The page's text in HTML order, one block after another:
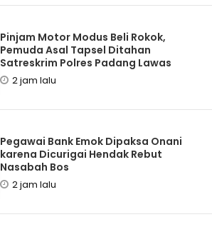
Pinjam Motor Modus Beli Rokok,
Pemuda Asal Tapsel Ditahan
Satreskrim Polres Padang Lawas
2 jam lalu
Pegawai Bank Emok Dipaksa Onani
karena Dicurigai Hendak Rebut
Nasabah Bos
2 jam lalu